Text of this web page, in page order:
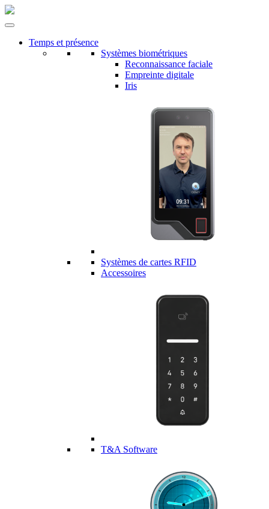
Temps et présence
Systèmes biométriques
Reconnaissance faciale
Empreinte digitale
Iris
Systèmes de cartes RFID
Accessoires
T&A Software